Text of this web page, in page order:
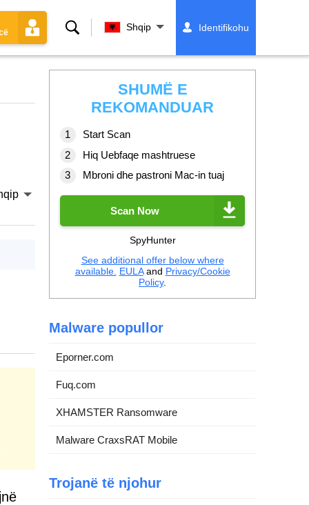
Kërko Shqip Identifikohu
SHUMË E
REKOMANDUAR
Start Scan
Hiq Uebfaqe mashtruese
Mbroni dhe pastroni Mac-in tuaj
Scan Now
SpyHunter
See additional offer below where
available. EULAand Privacy/Cookie
Policy.
Malware popullor
Eporner.com
Fuq.com
XHAMSTER Ransomware
Malware CraxsRAT Mobile
Trojanë të njohur